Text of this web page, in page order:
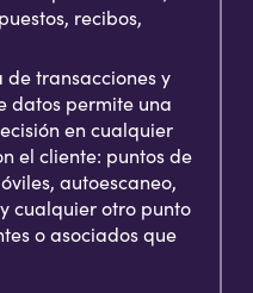
recibos,
de transacciones y
datos permite una
en cualquier
el cliente: puntos de
autoescaneo,
cualquier otro punto
o asociados que